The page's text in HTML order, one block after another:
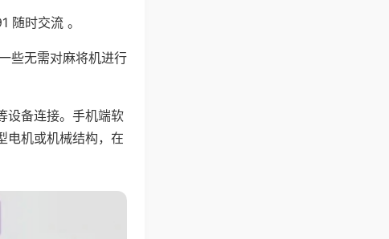
随时交流 。
些无需对麻将机进行
设备连接。手机端软
电机或机械结构，在